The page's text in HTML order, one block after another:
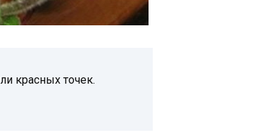
красных точек.